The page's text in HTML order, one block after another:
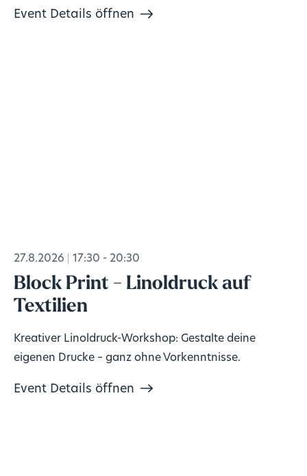
Event Details öffnen
27.8.2026 17:30 - 20:30
Block Print - Linoldruck auf
Textilien
Kreativer Linoldruck-Workshop: Gestalte deine
eigenen Drucke – ganz ohne Vorkenntnisse.
Event Details öffnen